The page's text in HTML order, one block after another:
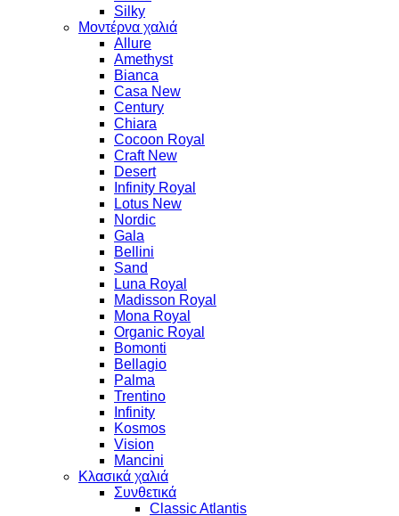
Silky
Μοντέρνα χαλιά
Allure
Amethyst
Bianca
Casa New
Century
Chiara
Cocoon Royal
Craft New
Desert
Infinity Royal
Lotus New
Nordic
Gala
Bellini
Sand
Luna Royal
Madisson Royal
Mona Royal
Organic Royal
Bomonti
Bellagio
Palma
Trentino
Infinity
Kosmos
Vision
Mancini
Κλασικά χαλιά
Συνθετικά
Classic Atlantis